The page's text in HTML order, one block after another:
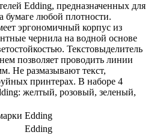
Edding, предназначенных для
бумаге любой плотности.
эргономичный корпус из
чернила на водной основе
Текстовыделитель
позволяет проводить линии
Не размазывают текст,
принтерах. В наборе 4
желтый, розовый, зеленый,
Edding
Edding